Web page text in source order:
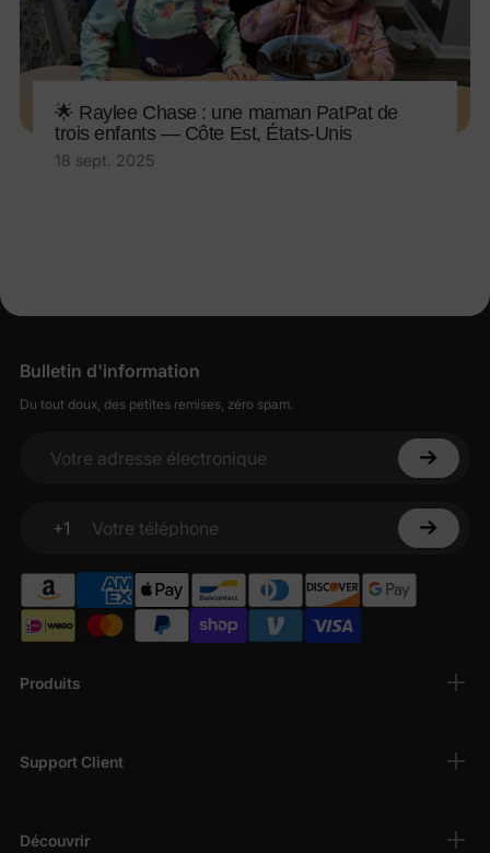
🌟 Raylee Chase : une maman PatPat de
trois enfants — Côte Est, États-Unis
18 sept. 2025
Produits
Support Client
Découvrir
Bulletin d'information
Du tout doux, des petites remises, zéro spam.
Votre adresse électronique
+1
Votre téléphone